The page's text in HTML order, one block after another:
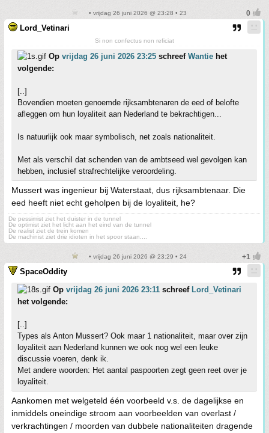
• vrijdag 26 juni 2026 @ 23:28 • 23
Lord_Vetinari
Si non confectus non reficiat
Op vrijdag 26 juni 2026 23:25 schreef Wantie het
volgende:
[..]
Bovendien moeten genoemde rijksambtenaren de eed of belofte
afleggen om hun loyaliteit aan Nederland te bekrachtigen...
Is natuurlijk ook maar symbolisch, net zoals nationaliteit.
Met als verschil dat schenden van de ambtseed wel gevolgen kan
hebben, inclusief strafrechtelijke veroordeling.
Mussert was ingenieur bij Waterstaat, dus rijksambtenaar. Die
eed heeft niet echt geholpen bij de loyaliteit, he?
De pessimist ziet het duister in de tunnel
De optimist ziet het licht aan het eind van de tunnel
De realist ziet de trein komen
De machinist ziet drie idioten in het spoor staan....
• vrijdag 26 juni 2026 @ 23:29 • 24
SpaceOddity
Op vrijdag 26 juni 2026 23:11 schreef Lord_Vetinari
het volgende:
[..]
Types als Anton Mussert? Ook maar 1 nationaliteit, maar over zijn
loyaliteit aan Nederland kunnen we ook nog wel een leuke
discussie voeren, denk ik.
Met andere woorden: Het aantal paspoorten zegt geen reet over je
loyaliteit.
Aankomen met welgeteld één voorbeeld v.s. de dagelijkse en
inmiddels oneindige stroom aan voorbeelden van overlast /
verkrachtingen / moorden van dubbele nationaliteiten dragende